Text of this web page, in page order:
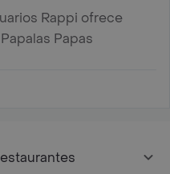
Rappi ofrece
Papas